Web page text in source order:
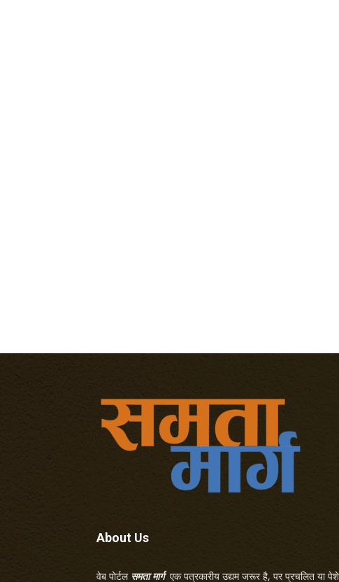
About Us
वेब पोर्टल समता मार्गएक पत्रकारीय उद्यम जरूर है, पर प्रचलित या